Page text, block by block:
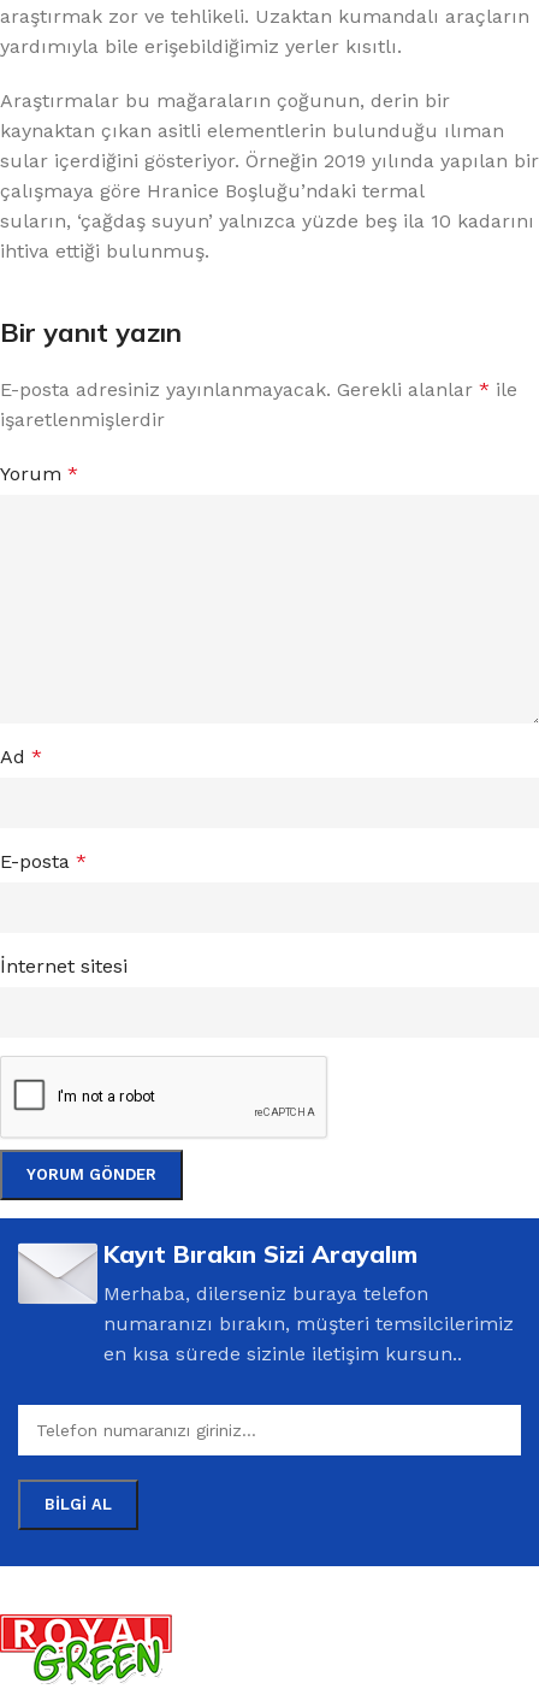
araştırmak zor ve tehlikeli. Uzaktan kumandalı araçların
yardımıyla bile erişebildiğimiz yerler kısıtlı.
Araştırmalar bu mağaraların çoğunun, derin bir
kaynaktan çıkan asitli elementlerin bulunduğu ılıman
sular içerdiğini gösteriyor. Örneğin 2019 yılında yapılan bir
çalışmaya göre Hranice Boşluğu’ndaki termal
suların, ‘çağdaş suyun’ yalnızca yüzde beş ila 10 kadarını
ihtiva ettiği bulunmuş.
Bir yanıt yazın
E-posta adresiniz yayınlanmayacak. Gerekli alanlar * ile
işaretlenmişlerdir
Yorum *
Ad *
E-posta *
İnternet sitesi
Kayıt Bırakın Sizi Arayalım
Merhaba, dilerseniz buraya telefon
numaranızı bırakın, müşteri temsilcilerimiz
en kısa sürede sizinle iletişim kursun..